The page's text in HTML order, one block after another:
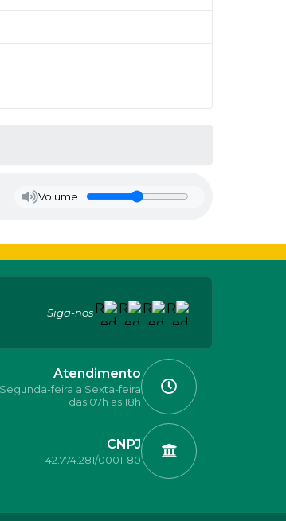
Volume
Siga-nos
Atendimento
feira a Sexta-feira
das 07h as 18h
CNPJ
42.774.281/0001-80